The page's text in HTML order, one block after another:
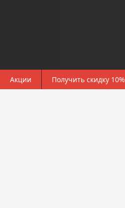
Акции Получить скидку 10%